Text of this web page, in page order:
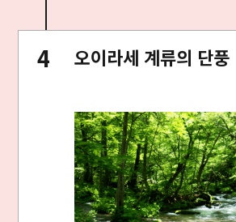
오이라세 계류의 단풍